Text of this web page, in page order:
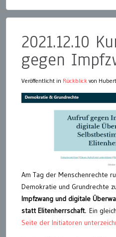
2021.12.10
gegen
Veröffentlicht in Rückblick von
Am Tag der Menschenrechte
Demokratie und Grundrechte
Impfzwang und digitale
statt Elitenherrschaft. Ein
Seite der Initiatoren